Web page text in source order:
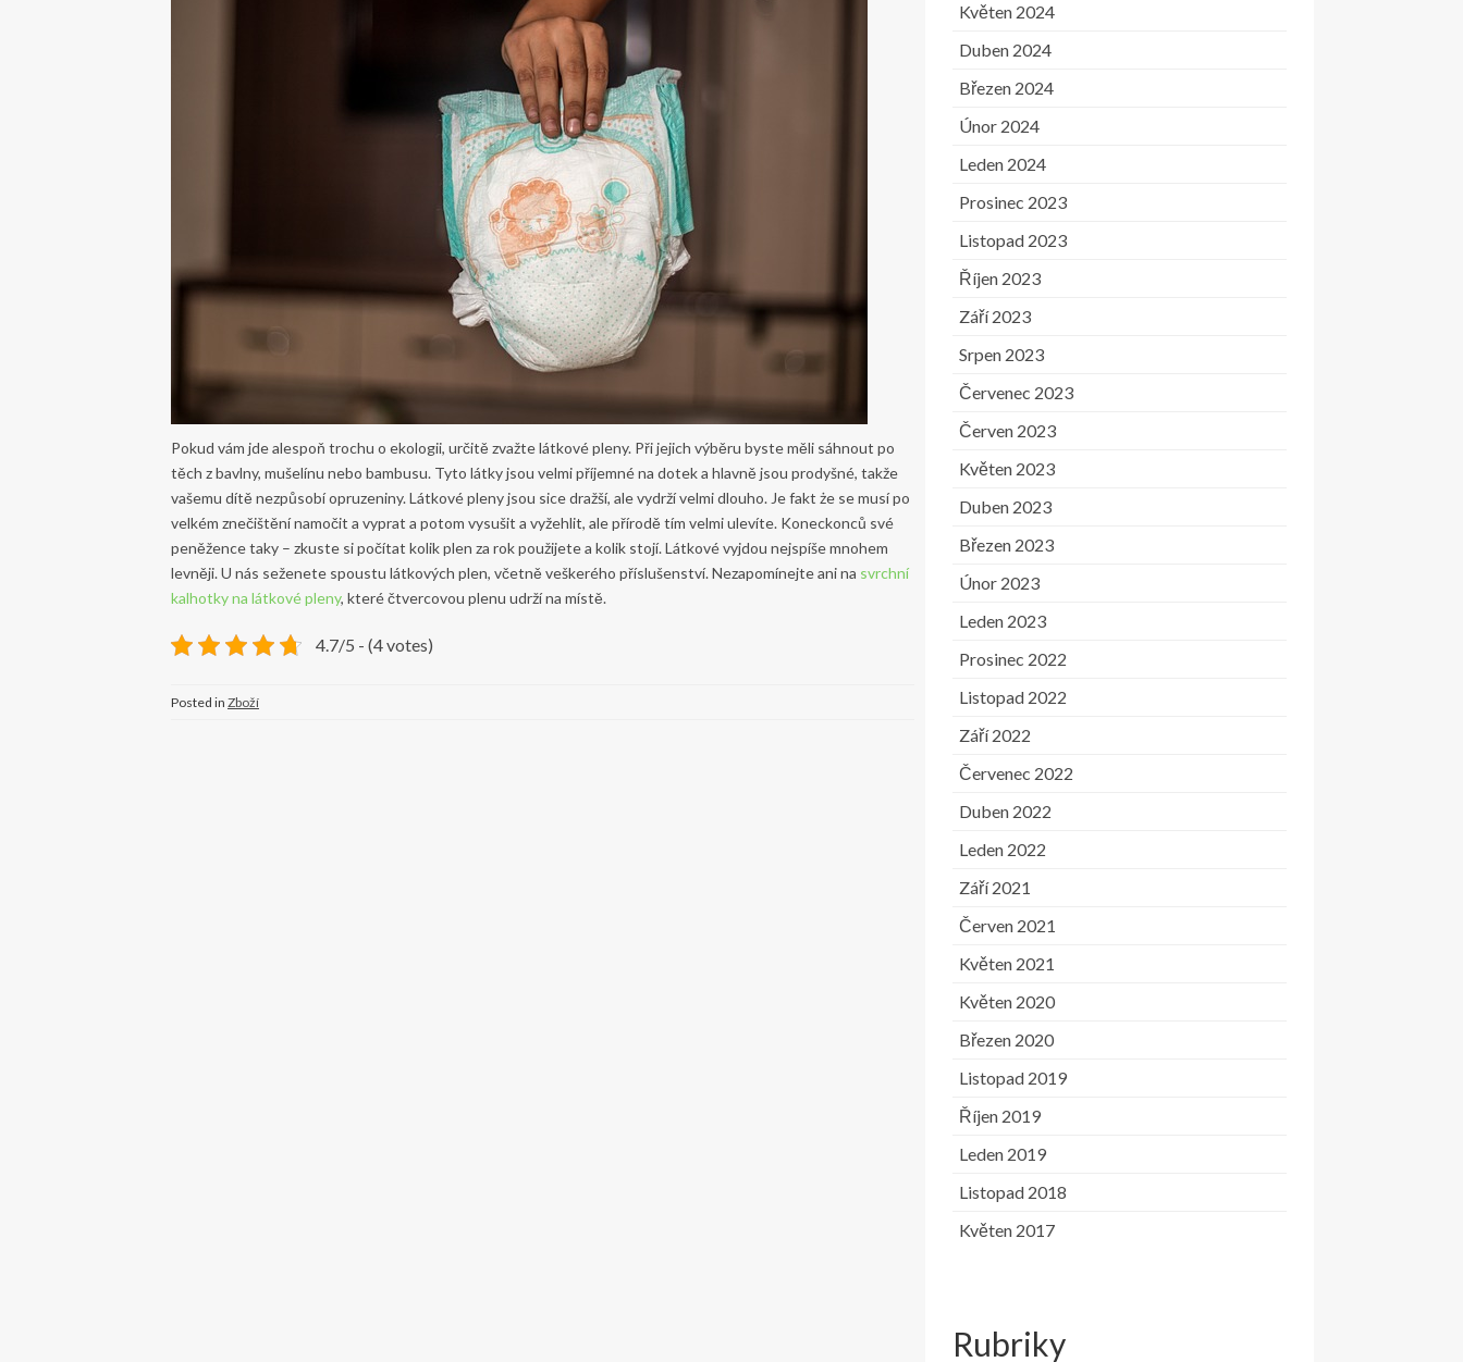
Pokud vám jde alespoň trochu o ekologii, určitě zvažte látkové pleny. Při jejich výběru byste měli sáhnout po
těch z bavlny, mušelínu nebo bambusu. Tyto látky jsou velmi příjemné na dotek a hlavně jsou prodyšné, takže
vašemu dítě nezpůsobí opruzeniny. Látkové pleny jsou sice dražší, ale vydrží velmi dlouho. Je fakt że se musí po
velkém znečištění namočit a vyprat a potom vysušit a vyžehlit, ale přírodě tím velmi ulevíte. Koneckonců své
peněžence taky – zkuste si počítat kolik plen za rok použijete a kolik stojí. Látkové vyjdou nejspíše mnohem
levněji.U nás seženete spoustu látkových plen, včetně veškerého příslušenství. Nezapomínejte ani na svrchní
kalhotky na látkové pleny, které čtvercovou plenu udrží na místě.
4.7/5 - (4 votes)
Posted in Zboží
Květen 2024
Duben 2024
Březen 2024
Únor 2024
Leden 2024
Prosinec 2023
Listopad 2023
Říjen 2023
Září 2023
Srpen 2023
Červenec 2023
Červen 2023
Květen 2023
Duben 2023
Březen 2023
Únor 2023
Leden 2023
Prosinec 2022
Listopad 2022
Září 2022
Červenec 2022
Duben 2022
Leden 2022
Září 2021
Červen 2021
Květen 2021
Květen 2020
Březen 2020
Listopad 2019
Říjen 2019
Leden 2019
Listopad 2018
Květen 2017
Rubriky